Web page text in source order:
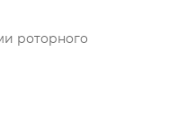
роторного